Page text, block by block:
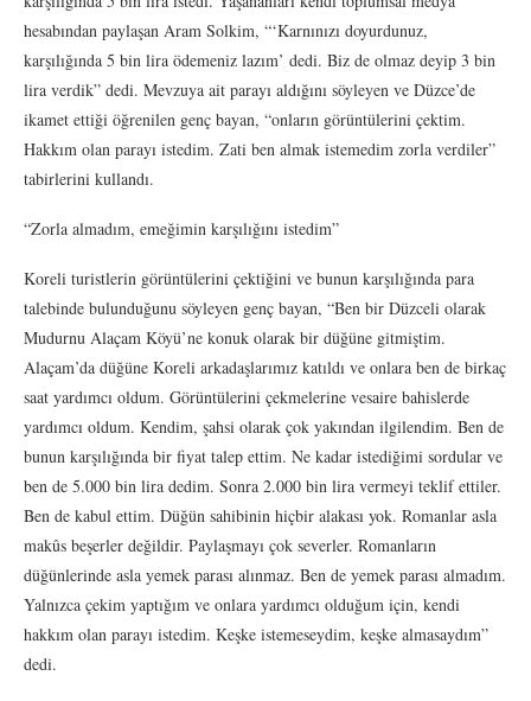
hesabından paylaşan Aram Solkim, “‘Karnınızı doyurdunuz,
karşılığında 5 bin lira ödemeniz lazım’ dedi. Biz de olmaz deyip 3 bin
lira verdik” dedi. Mevzuya ait parayı aldığını söyleyen ve Düzce’de
ikamet ettiği öğrenilen genç bayan, “onların görüntülerini çektim.
Hakkım olan parayı istedim. Zati ben almak istemedim zorla verdiler”
tabirlerini kullandı.
“Zorla almadım, emeğimin karşılığını istedim”
Koreli turistlerin görüntülerini çektiğini ve bunun karşılığında para
talebinde bulunduğunu söyleyen genç bayan, “Ben bir Düzceli olarak
Mudurnu Alaçam Köyü’ne konuk olarak bir düğüne gitmiştim.
Alaçam’da düğüne Koreli arkadaşlarımız katıldı ve onlara ben de birkaç
saat yardımcı oldum. Görüntülerini çekmelerine vesaire bahislerde
yardımcı oldum. Kendim, şahsi olarak çok yakından ilgilendim. Ben de
bunun karşılığında bir fiyat talep ettim. Ne kadar istediğimi sordular ve
ben de 5.000 bin lira dedim. Sonra 2.000 bin lira vermeyi teklif ettiler.
Ben de kabul ettim. Düğün sahibinin hiçbir alakası yok. Romanlar asla
makûs beşerler değildir. Paylaşmayı çok severler. Romanların
düğünlerinde asla yemek parası alınmaz. Ben de yemek parası almadım.
Yalnızca çekim yaptığım ve onlara yardımcı olduğum için, kendi
hakkım olan parayı istedim. Keşke istemeseydim, keşke almasaydım”
dedi.